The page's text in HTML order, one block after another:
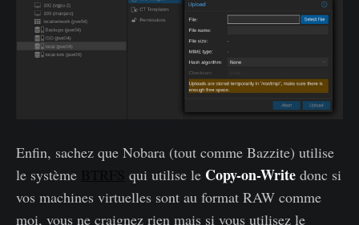
Enfin, sachez que Nobara (tout comme Bazzite) utilise
le système
qui utilise le Copy-on-Write donc si
vos machines virtuelles sont au format RAW comme
moi, vous ne craignez rien mais si vous utilisez le